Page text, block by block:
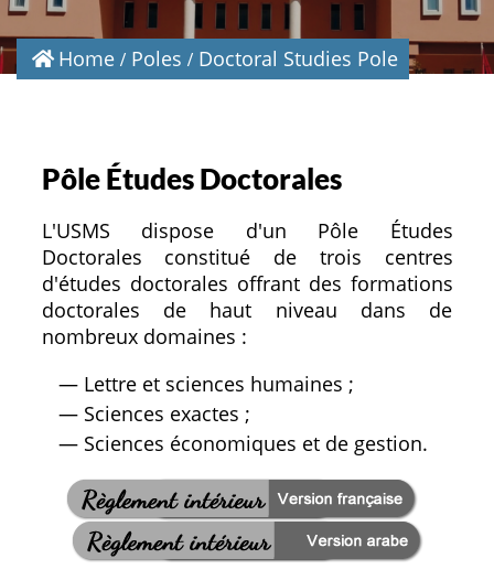
Home Poles Doctoral Studies Pole
Pôle Études Doctorales
L'USMS dispose d'un Pôle Études
Doctorales constitué de trois centres
d'études doctorales offrant des formations
doctorales de haut niveau dans de
nombreux domaines :
— Lettre et sciences humaines ;
— Sciences exactes ;
— Sciences économiques et de gestion.